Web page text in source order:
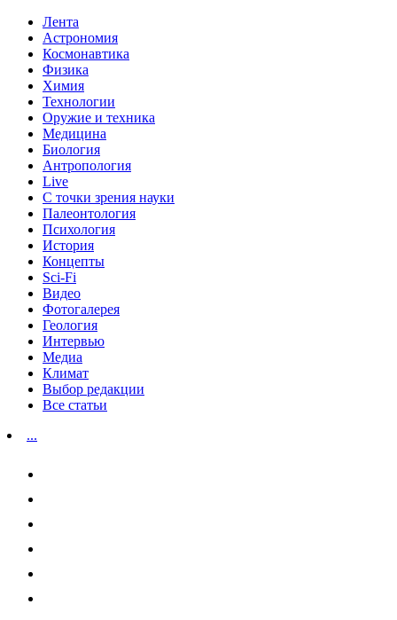
Лента
Астрономия
Космонавтика
Физика
Химия
Технологии
Оружие и техника
Медицина
Биология
Антропология
Live
С точки зрения науки
Палеонтология
Психология
История
Концепты
Sci-Fi
Видео
Фотогалерея
Геология
Интервью
Медиа
Климат
Выбор редакции
Все статьи
...